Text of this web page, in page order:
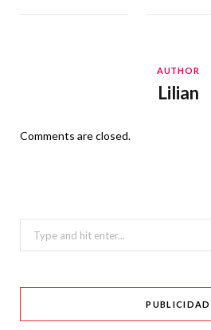
AUTHOR
Lilian
Comments are closed.
for:
PUBLICIDAD